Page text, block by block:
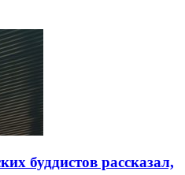
буддистов рассказал,